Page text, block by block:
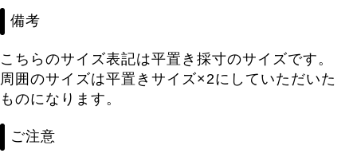
備考
こちらのサイズ表記は平置き採寸のサイズです。
周囲のサイズは平置きサイズ×2にしていただいた
ものになります。
ご注意